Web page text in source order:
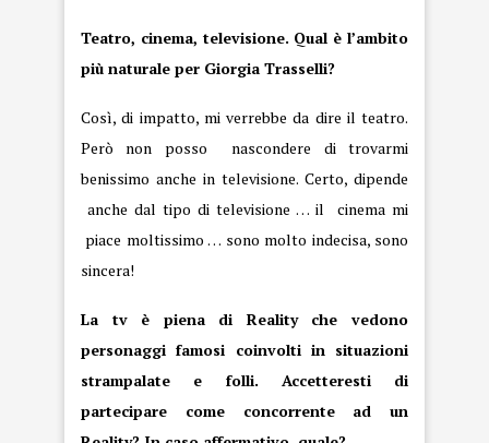
Teatro, cinema, televisione. Qual è l’ambito
più naturale per Giorgia Trasselli?
Così, di impatto, mi verrebbe da dire il teatro.
Però non posso nascondere di trovarmi
benissimo anche in televisione. Certo, dipende
anche dal tipo di televisione … il cinema mi
piace moltissimo … sono molto indecisa, sono
sincera!
La tv è piena di Reality che vedono
personaggi famosi coinvolti in situazioni
strampalate e folli. Accetteresti di
partecipare come concorrente ad un